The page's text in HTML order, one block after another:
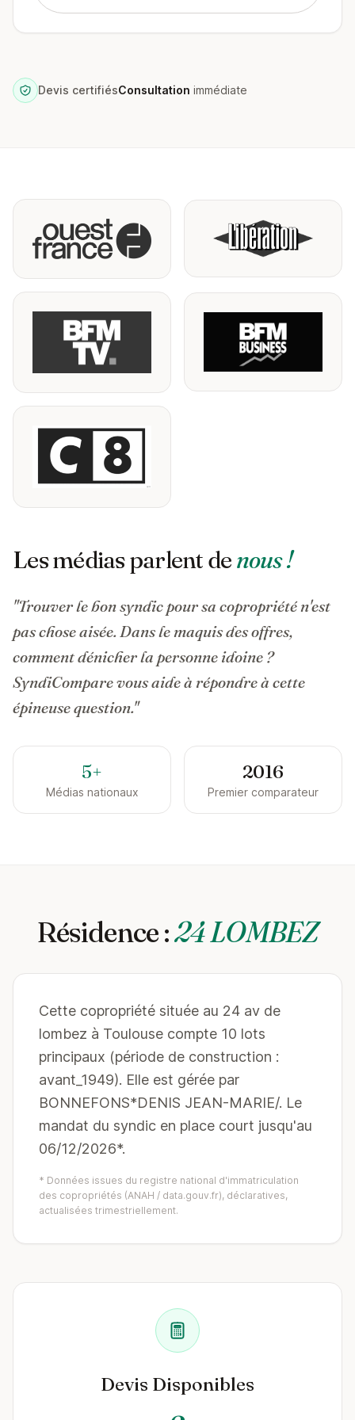
Devis certifiésConsultation immédiate
Les médias parlent denous !
"Trouver le bon syndic pour sa copropriété n'est
pas chose aisée. Dans le maquis des offres,
comment dénicher la personne idoine ?
SyndiCompare vous aide à répondre à cette
épineuse question."
5+
Médias nationaux
2016
Premier comparateur
Résidence :24 LOMBEZ
Cette copropriété située au 24 av de
lombez à Toulouse compte 10 lots
principaux (période de construction :
avant_1949). Elle est gérée par
BONNEFONS*DENIS JEAN-MARIE/. Le
mandat du syndic en place court jusqu'au
06/12/2026*.
* Données issues du registre national d'immatriculation
des copropriétés (ANAH / data.gouv.fr), déclaratives,
actualisées trimestriellement.
Devis Disponibles